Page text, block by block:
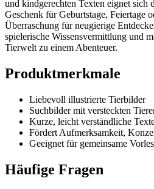
und kindgerechten Texten eignet sich
Geschenk für Geburtstage, Feiertage
Überraschung für neugierige
spielerische Wissensvermittlung und
Tierwelt zu einem Abenteuer.
Produktmerkmale
Liebevoll illustrierte Tierbilder
Suchbilder mit versteckten
Kurze, leicht verständliche
Fördert Aufmerksamkeit,
Geeignet für gemeinsame
Häufige Fragen